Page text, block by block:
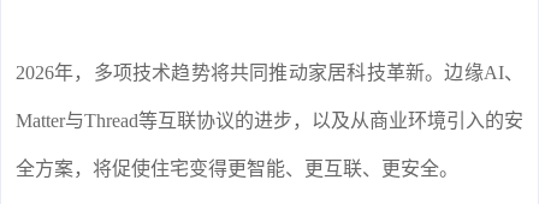
2026年，多项技术趋势将共同推动家居科技革新。边缘AI、
Matter与Thread等互联协议的进步，以及从商业环境引入的安
全方案，将促使住宅变得更智能、更互联、更安全。